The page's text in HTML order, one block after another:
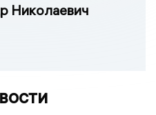
Николаевич